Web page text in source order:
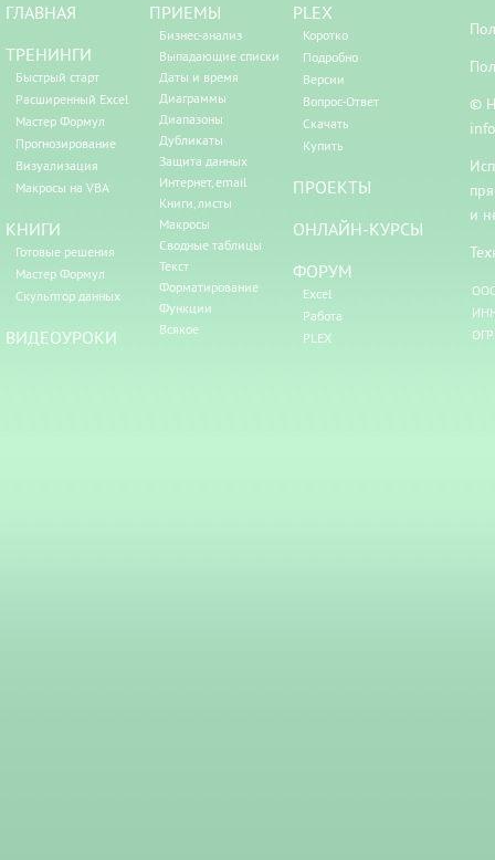
ГЛАВНАЯ
ТРЕНИНГИ
Быстрый старт
Расширенный Excel
Мастер Формул
Прогнозирование
Визуализация
Макросы на VBA
КНИГИ
Готовые решения
Мастер Формул
Скульптор данных
ВИДЕОУРОКИ
ПРИЕМЫ
Бизнес-анализ
Выпадающие списки
Даты и время
Диаграммы
Диапазоны
Дубликаты
Защита данных
Интернет, email
Книги, листы
Макросы
Сводные таблицы
Текст
Форматирование
Функции
Всякое
PLEX
Коротко
Подробно
Версии
Вопрос-Ответ
Скачать
Купить
ПРОЕКТЫ
ОНЛАЙН-КУРСЫ
ФОРУМ
Excel
Работа
PLEX
©
и